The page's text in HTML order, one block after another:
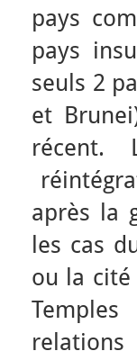
pays
pays
seuls 2
et
récent.
après la
les cas
ou la cité